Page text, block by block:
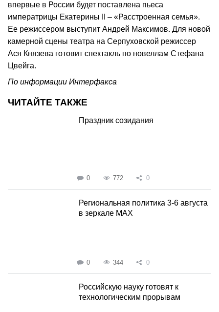
впервые в России будет поставлена пьеса
императрицы Екатерины II – «Расстроенная семья».
Ее режиссером выступит Андрей Максимов. Для новой
камерной сцены театра на Серпуховской режиссер
Ася Князева готовит спектакль по новеллам Стефана
Цвейга.
По информации Интерфакса
ЧИТАЙТЕ ТАКЖЕ
Праздник созидания
0 772 0
Региональная политика 3-6 августа
в зеркале MAX
0 344 0
Российскую науку готовят к
технологическим прорывам